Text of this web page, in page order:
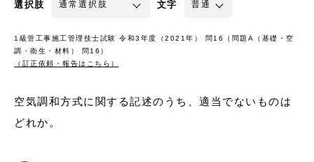
選択肢 文字
1級管工事施工管理技士試験 令和3年度（2021年） 問16（問題A（基礎・空
調・衛生・材料） 問16）
（訂正依頼・報告はこちら）
空気調和方式に関する記述のうち、適当でないものは
どれか。